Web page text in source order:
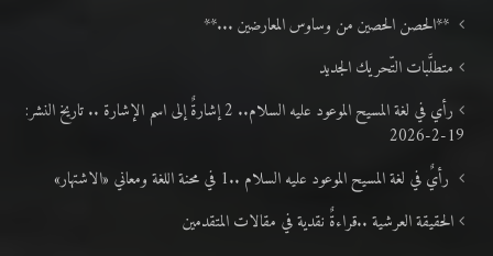
**الحصن الحصين من وساوس المعارضين ...**
متطلَّبات التّحريك الجديد
رأي في لغة المسيح الموعود عليه السلام.. 2 إشارةٌ إلى اسم الإشارة .. تاريخ النشر:
19-2-2026
رأيٌ في لغة المسيح الموعود عليه السلام ..1 في محنة اللغة ومعاني «الاشتهار»
الحقيقة العرشية ..قراءةٌ نقدية في مقالات المتقدمين